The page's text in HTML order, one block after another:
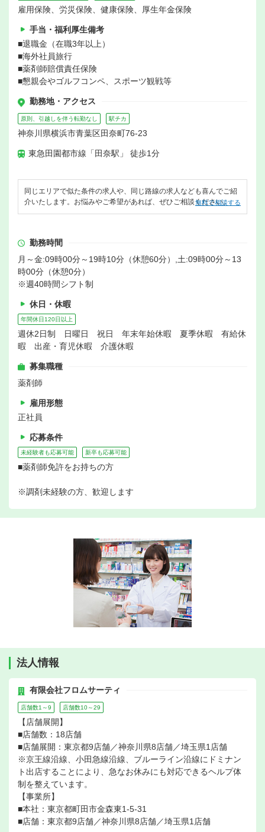
雇用保険、労災保険、健康保険、厚生年金保険
手当・福利厚生備考
■退職金（在職3年以上）
■海外社員旅行
■薬剤師賠償責任保険
■懇親会やゴルフコンペ、スポーツ観戦等
勤務地・アクセス
原則、引越しを伴う転勤なし 駅チカ
神奈川県横浜市青葉区田奈町76-23
東急田園都市線「田奈駅」 徒歩1分
同じエリアで似た条件の求人や、同じ路線の求人なども喜んでご紹
介いたします。お悩みやご希望があれば、ぜひご相談ください。
無料で相談する
勤務時間
月～金:09時00分～19時10分（休憩60分）,土:09時00分～13
時00分（休憩0分）
※週40時間シフト制
休日・休暇
年間休日120日以上
週休2日制 日曜日 祝日 年末年始休暇 夏季休暇 有給休
暇 出産・育児休暇 介護休暇
募集職種
薬剤師
雇用形態
正社員
応募条件
未経験者も応募可能 新卒も応募可能
■薬剤師免許をお持ちの方
※調剤未経験の方、歓迎します
法人情報
有限会社フロムサーティ
店舗数1～9 店舗数10～29
【店舗展開】
■店舗数：18店舗
■店舗展開：東京都9店舗／神奈川県8店舗／埼玉県1店舗
※京王線沿線、小田急線沿線、ブルーライン沿線にドミナン
ト出店することにより、急なお休みにも対応できるヘルプ体
制を整えています。
【事業所】
■本社：東京都町田市金森東1-5-31
■店舗：東京都9店舗／神奈川県8店舗／埼玉県1店舗